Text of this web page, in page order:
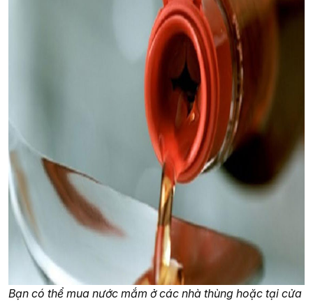
Bạn có thể mua nước mắm ở các nhà thùng hoặc tại cửa